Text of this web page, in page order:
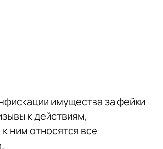
имущества за фейки
к действиям,
ним относятся все